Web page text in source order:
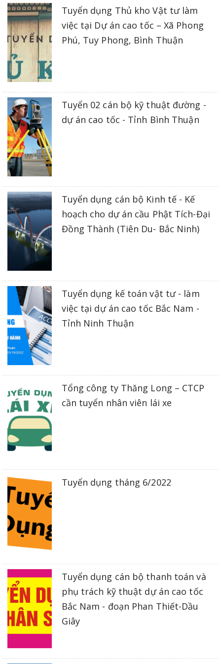
Tuyển dụng Thủ kho Vật tư làm
việc tại Dự án cao tốc – Xã Phong
Phú, Tuy Phong, Bình Thuận
Tuyển 02 cán bộ kỹ thuật đường -
dự án cao tốc - Tỉnh Bình Thuận
Tuyển dụng cán bộ Kinh tế - Kế
hoạch cho dự án cầu Phật Tích-Đại
Đồng Thành (Tiên Du- Bắc Ninh)
Tuyển dụng kế toán vật tư - làm
việc tại dự án cao tốc Bắc Nam -
Tỉnh Ninh Thuận
Tổng công ty Thăng Long – CTCP
cần tuyển nhân viên lái xe
Tuyển dụng tháng 6/2022
Tuyển dụng cán bộ thanh toán và
phụ trách kỹ thuật dự án cao tốc
Bắc Nam - đoạn Phan Thiết-Dầu
Giây